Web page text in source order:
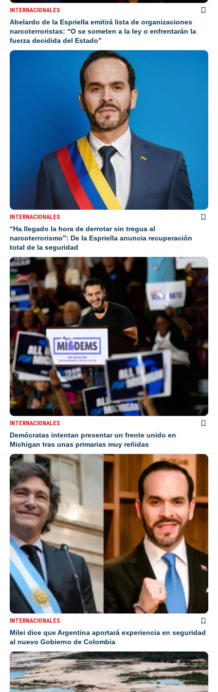
INTERNACIONALES
Abelardo de la Espriella emitirá lista de organizaciones
narcoterroristas: “O se someten a la ley o enfrentarán la
fuerza decidida del Estado”
INTERNACIONALES
“Ha llegado la hora de derrotar sin tregua al
narcoterrorismo”: De la Espriella anuncia recuperación
total de la seguridad
INTERNACIONALES
Demócratas intentan presentar un frente unido en
Michigan tras unas primarias muy reñidas
INTERNACIONALES
Milei dice que Argentina aportará experiencia en seguridad
al nuevo Gobierno de Colombia